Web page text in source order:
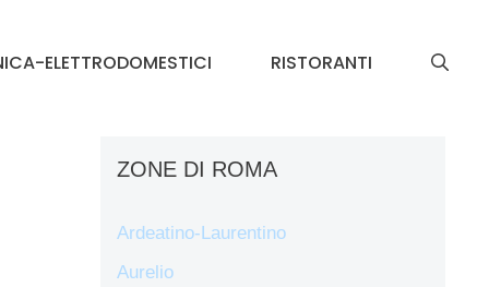
ELETTRODOMESTICI RISTORANTI
ZONE DI ROMA
Ardeatino-Laurentino
Aurelio